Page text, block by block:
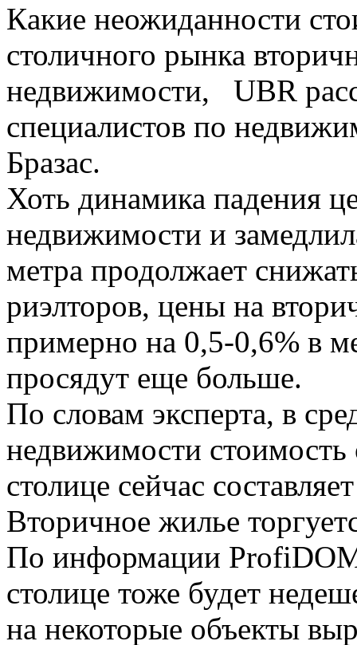
Кaкиe неожиданности
столичного рынка
недвижимости, UBR
специалистов по
Бразас.
Хоть динамика падения
недвижимости и
метра продолжает
риэлторов, цены на
примерно на 0,5-0,6% в
просядут еще больше.
По словам эксперта, в
недвижимости стоимость
столице сейчас
Вторичное жилье
По информации
столице тоже будет
на некоторые объекты